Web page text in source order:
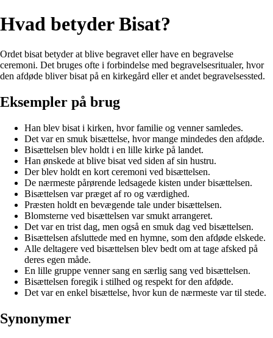
Hvad betyder Bisat?
Ordet bisat betyder at blive begravet eller have en begravelse
ceremoni. Det bruges ofte i forbindelse med begravelsesritualer, hvor
den afdøde bliver bisat på en kirkegård eller et andet begravelsessted.
Eksempler på brug
Han blev bisat i kirken, hvor familie og venner samledes.
Det var en smuk bisættelse, hvor mange mindedes den afdøde.
Bisættelsen blev holdt i en lille kirke på landet.
Han ønskede at blive bisat ved siden af sin hustru.
Der blev holdt en kort ceremoni ved bisættelsen.
De nærmeste pårørende ledsagede kisten under bisættelsen.
Bisættelsen var præget af ro og værdighed.
Præsten holdt en bevægende tale under bisættelsen.
Blomsterne ved bisættelsen var smukt arrangeret.
Det var en trist dag, men også en smuk dag ved bisættelsen.
Bisættelsen afsluttede med en hymne, som den afdøde elskede.
Alle deltagere ved bisættelsen blev bedt om at tage afsked på
deres egen måde.
En lille gruppe venner sang en særlig sang ved bisættelsen.
Bisættelsen foregik i stilhed og respekt for den afdøde.
Det var en enkel bisættelse, hvor kun de nærmeste var til stede.
Synonymer